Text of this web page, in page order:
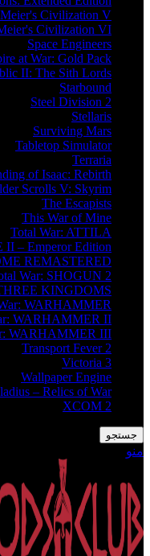
Civilization V
Civilization VI
Space Engineers
at War: Gold Pack
II: The Sith Lords
Starbound
Steel Division 2
Stellaris
Surviving Mars
Tabletop Simulator
Terraria
of Isaac: Rebirth
Scrolls V: Skyrim
The Escapists
This War of Mine
Total War: ATTILA
II – Emperor Edition
REMASTERED
War: SHOGUN 2
KINGDOMS
WARHAMMER
WARHAMMER II
WARHAMMER III
Transport Fever 2
Victoria 3
Wallpaper Engine
– Relics of War
XCOM 2
جستجو
منو